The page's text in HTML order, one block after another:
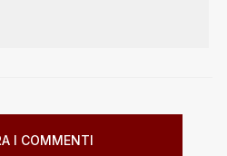
I COMMENTI